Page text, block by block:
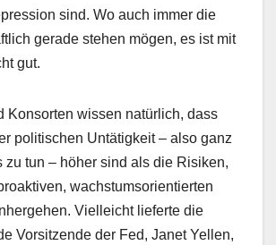
sind. Wo auch immer die
gerade stehen mögen, es ist mit
gut.
Konsorten wissen natürlich, dass
politischen Untätigkeit – also ganz
zu tun – höher sind als die Risiken,
wachstumsorientierten
Vielleicht lieferte die
Vorsitzende der Fed, Janet Yellen,